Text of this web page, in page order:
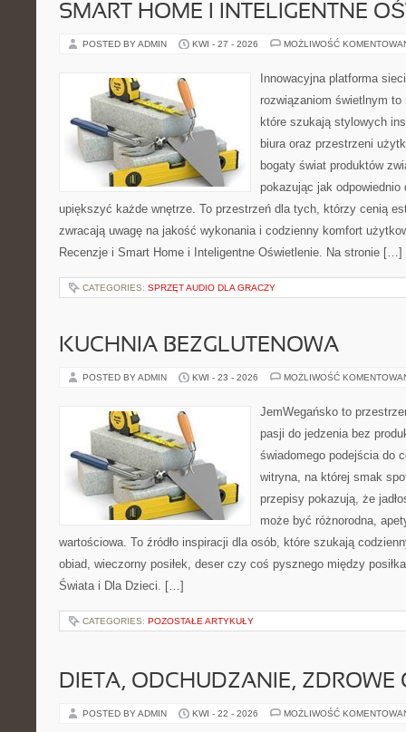
SMART HOME I INTELIGENTNE
POSTED BY ADMIN KWI - 27 - 2026 MOŻLIWOŚĆ
Innowacyjna platforma
rozwiązaniom świetlnym
które szukają stylowych
biura oraz przestrzeni
bogaty świat produktów
pokazując jak odpowiednio
upiększyć każde wnętrze. To przestrzeń dla tych, którzy cenią
zwracają uwagę na jakość wykonania i codzienny komfort
Recenzje i Smart Home i Inteligentne Oświetlenie. Na stronie […]
CATEGORIES: SPRZĘT AUDIO DLA GRACZY
KUCHNIA BEZGLUTENOWA
POSTED BY ADMIN KWI - 23 - 2026 MOŻLIWOŚĆ
JemWegańsko to
pasji do jedzenia bez
świadomego podejścia do
witryna, na której smak
przepisy pokazują, że
może być różnorodna,
wartościowa. To źródło inspiracji dla osób, które szukają
obiad, wieczorny posiłek, deser czy coś pysznego między
Świata i Dla Dzieci. […]
CATEGORIES: POZOSTAŁE ARTYKUŁY
DIETA, ODCHUDZANIE, ZDROWE
POSTED BY ADMIN KWI - 22 - 2026 MOŻLIWOŚĆ